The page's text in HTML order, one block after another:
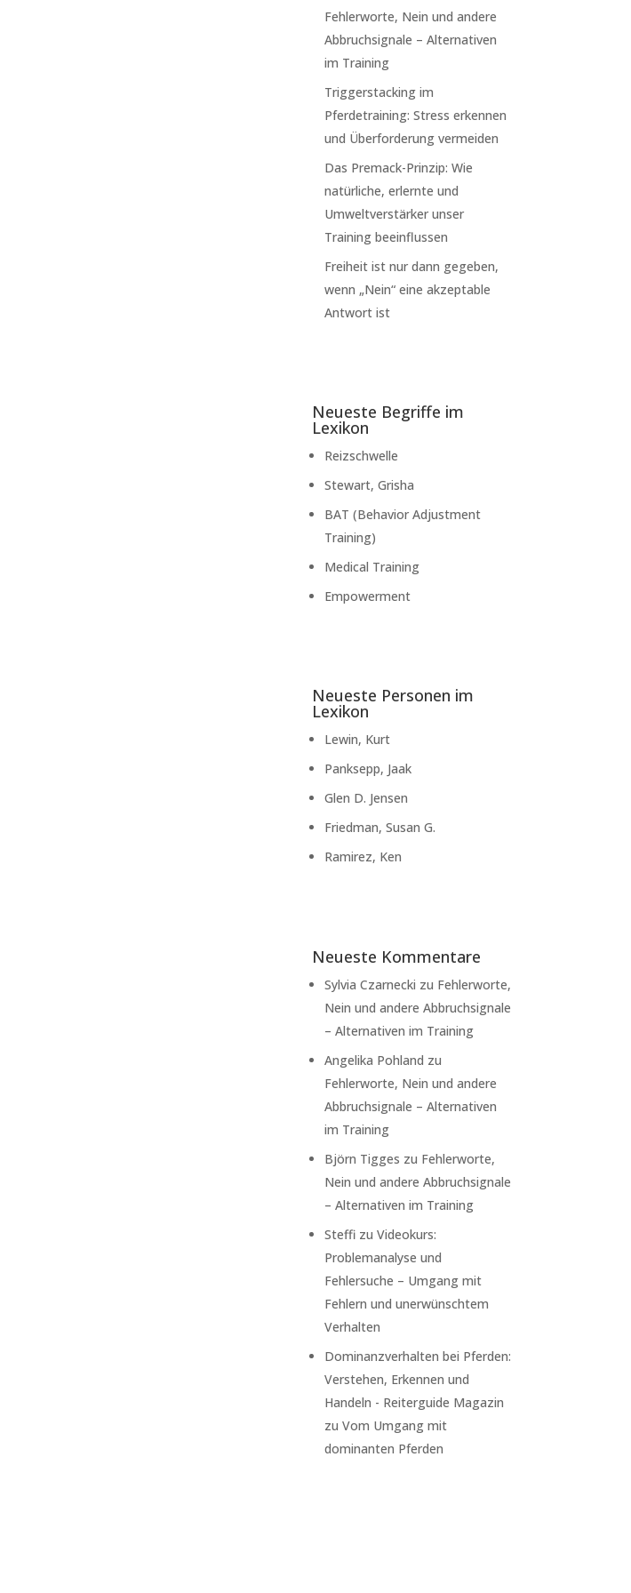
Fehlerworte, Nein und andere
Abbruchsignale – Alternativen
im Training
Triggerstacking im
Pferdetraining: Stress erkennen
und Überforderung vermeiden
Das Premack-Prinzip: Wie
natürliche, erlernte und
Umweltverstärker unser
Training beeinflussen
Freiheit ist nur dann gegeben,
wenn „Nein“ eine akzeptable
Antwort ist
Neueste Begriffe im
Lexikon
Reizschwelle
Stewart, Grisha
BAT (Behavior Adjustment
Training)
Medical Training
Empowerment
Neueste Personen im
Lexikon
Lewin, Kurt
Panksepp, Jaak
Glen D. Jensen
Friedman, Susan G.
Ramirez, Ken
Neueste Kommentare
Sylvia Czarnecki zu Fehlerworte,
Nein und andere Abbruchsignale
– Alternativen im Training
Angelika Pohland zu
Fehlerworte, Nein und andere
Abbruchsignale – Alternativen
im Training
Björn Tigges zu Fehlerworte,
Nein und andere Abbruchsignale
– Alternativen im Training
Steffi zuVideokurs:
Problemanalyse und
Fehlersuche – Umgang mit
Fehlern und unerwünschtem
Verhalten
Dominanzverhalten bei Pferden:
Verstehen, Erkennen und
Handeln - Reiterguide Magazin
zuVom Umgang mit
dominanten Pferden